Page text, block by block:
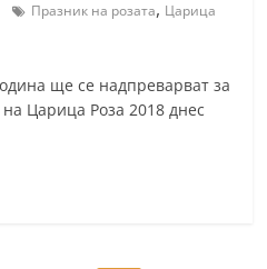
Празник на розата, Царица
ще се надпреварват за
Царица Роза 2018 днес